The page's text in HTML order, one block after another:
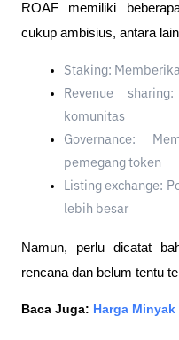
ROAF memiliki
cukup ambisius, antara
Staking:
Revenue
komunitas
Governance:
pemegang token
Listing exchange:
lebih besar
Namun, perlu dicatat
rencana dan belum tentu
Baca Juga: Harga